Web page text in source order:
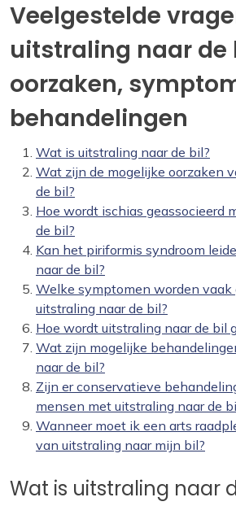
Veelgestelde
uitstraling naar de
oorzaken,
behandelingen
Wat is uitstraling naar de bil?
Wat zijn de mogelijke oorzaken
de bil?
Hoe wordt ischias geassocieerd
de bil?
Kan het piriformis syndroom
naar de bil?
Welke symptomen worden vaak
uitstraling naar de bil?
Hoe wordt uitstraling naar de bil
Wat zijn mogelijke
naar de bil?
Zijn er conservatieve
mensen met uitstraling naar de
Wanneer moet ik een arts
van uitstraling naar mijn bil?
Wat is uitstraling naar